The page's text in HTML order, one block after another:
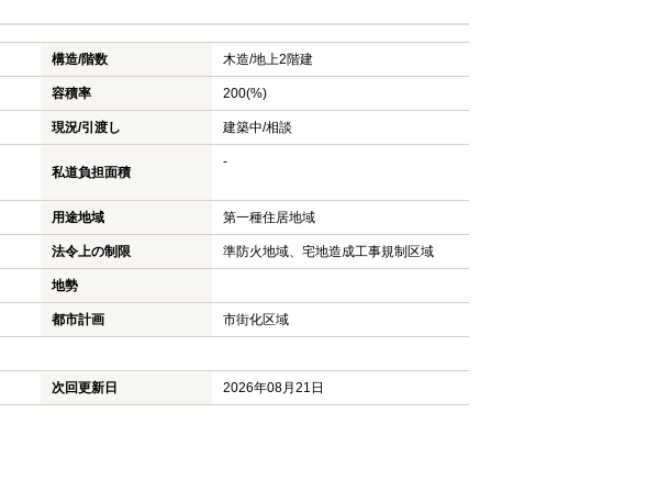
構造/階数 木造/地上2階建
容積率 200(%)
現況/引渡し 建築中/相談
私道負担面積
-
用途地域 第一種住居地域
法令上の制限 準防火地域、宅地造成工事規制区域
地勢
都市計画 市街化区域
次回更新日
2026年08月21日